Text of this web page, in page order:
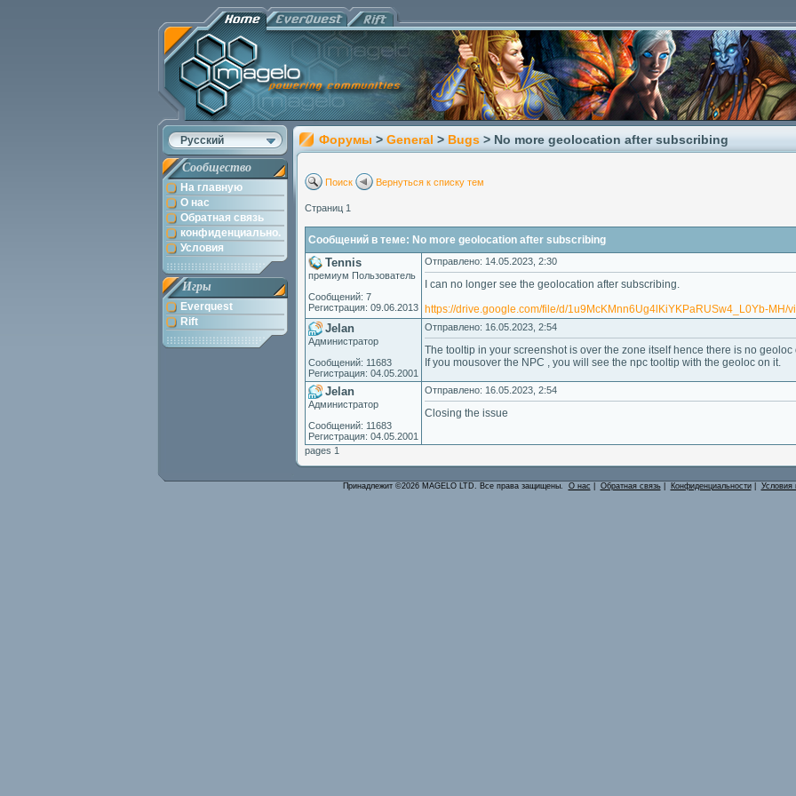
Русский
Сообщество
На главную
О нас
Обратная связь
конфиденциально.
Условия
Игры
Everquest
Rift
Форумы > General > Bugs > No more geolocation after subscribing
Поиск Вернуться к списку тем
Страниц 1
Сообщений в теме: No more geolocation after subscribing
Tennis
премиум Пользователь
Сообщений: 7
Регистрация: 09.06.2013
Отправлено: 14.05.2023, 2:30
I can no longer see the geolocation after subscribing.
https://drive.google.com/file/d/1u9McKMnn6Ug4lKiYKPaRUSw4_L0Yb-MH/
Jelan
Администратор
Сообщений: 11683
Регистрация: 04.05.2001
Отправлено: 16.05.2023, 2:54
The tooltip in your screenshot is over the zone itself hence there is no geoloc
If you mousover the NPC , you will see the npc tooltip with the geoloc on it.
Jelan
Администратор
Сообщений: 11683
Регистрация: 04.05.2001
Отправлено: 16.05.2023, 2:54
Closing the issue
pages 1
Принадлежит ©2026 MAGELO LTD. Все права защищены. О нас Обратная связь| Конфиденциальности| Условия